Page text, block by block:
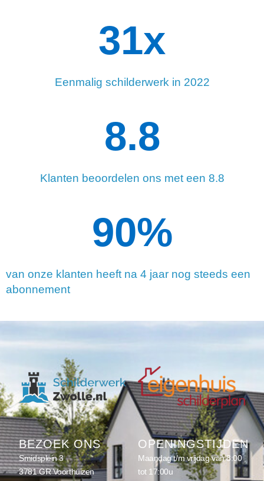
Eenmalig schilderwerk in 2022
34x
Klanten beoordelen ons met een 8.8
8.8
van onze klanten heeft na 4 jaar nog steeds een
abonnement
90%
BEZOEK ONS
Smidsplein 3
3781 GR Voorthuizen
OPENINGSTIJDEN
Maandag t/m vrijdag van 8:00
tot 17:00u